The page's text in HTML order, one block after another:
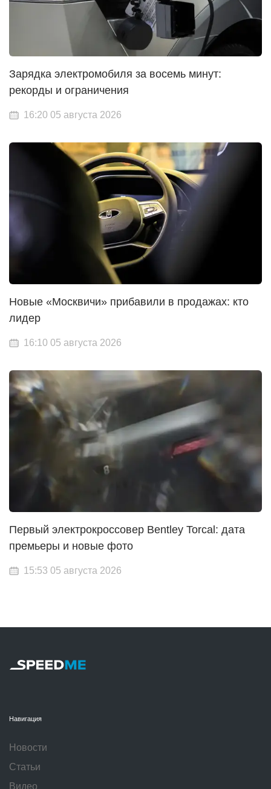
Зарядка электромобиля за восемь минут:
рекорды и ограничения
16:20 05 августа 2026
Новые «Москвичи» прибавили в продажах: кто
лидер
16:10 05 августа 2026
Первый электрокроссовер Bentley Torcal: дата
премьеры и новые фото
15:53 05 августа 2026
Навигация
Новости
Статьи
Видео